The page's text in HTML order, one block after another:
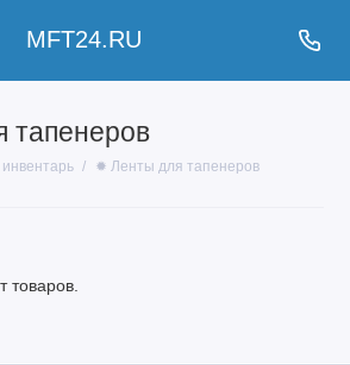
MFT24.RU
тапенеров
✹ Ленты для тапенеров
товаров.